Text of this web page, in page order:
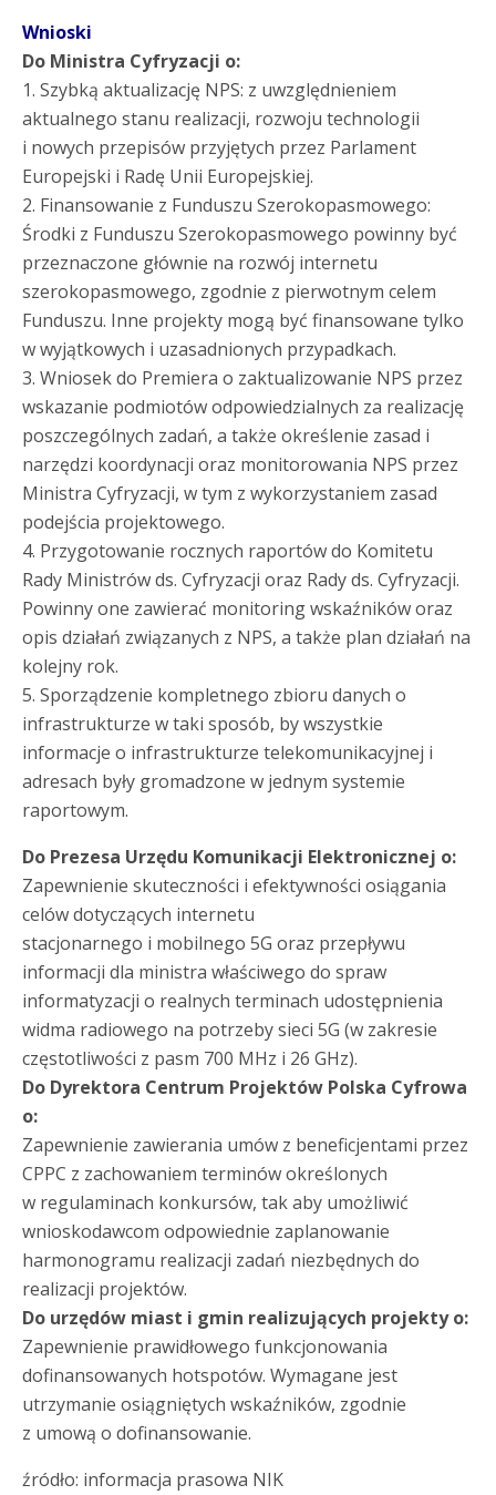
Wnioski
Do Ministra Cyfryzacji o:
1. Szybką aktualizację NPS: z uwzględnieniem
aktualnego stanu realizacji, rozwoju technologii
i nowych przepisów przyjętych przez Parlament
Europejski i Radę Unii Europejskiej.
2. Finansowanie z Funduszu Szerokopasmowego:
Środki z Funduszu Szerokopasmowego powinny być
przeznaczone głównie na rozwój internetu
szerokopasmowego, zgodnie z pierwotnym celem
Funduszu. Inne projekty mogą być finansowane tylko
w wyjątkowych i uzasadnionych przypadkach.
3. Wniosek do Premiera o zaktualizowanie NPS przez
wskazanie podmiotów odpowiedzialnych za realizację
poszczególnych zadań, a także określenie zasad i
narzędzi koordynacji oraz monitorowania NPS przez
Ministra Cyfryzacji, w tym z wykorzystaniem zasad
podejścia projektowego.
4. Przygotowanie rocznych raportów do Komitetu
Rady Ministrów ds. Cyfryzacji oraz Rady ds. Cyfryzacji.
Powinny one zawierać monitoring wskaźników oraz
opis działań związanych z NPS, a także plan działań na
kolejny rok.
5. Sporządzenie kompletnego zbioru danych o
infrastrukturze w taki sposób, by wszystkie
informacje o infrastrukturze telekomunikacyjnej i
adresach były gromadzone w jednym systemie
raportowym.
Do Prezesa Urzędu Komunikacji Elektronicznej o:
Zapewnienie skuteczności i efektywności osiągania
celów dotyczących internetu
stacjonarnego i mobilnego 5G oraz przepływu
informacji dla ministra właściwego do spraw
informatyzacji o realnych terminach udostępnienia
widma radiowego na potrzeby sieci 5G (w zakresie
częstotliwości z pasm 700 MHz i 26 GHz).
Do Dyrektora Centrum Projektów Polska Cyfrowa
o:
Zapewnienie zawierania umów z beneficjentami przez
CPPC z zachowaniem terminów określonych
w regulaminach konkursów, tak aby umożliwić
wnioskodawcom odpowiednie zaplanowanie
harmonogramu realizacji zadań niezbędnych do
realizacji projektów.
Do urzędów miast i gmin realizujących projekty o:
Zapewnienie prawidłowego funkcjonowania
dofinansowanych hotspotów. Wymagane jest
utrzymanie osiągniętych wskaźników, zgodnie
z umową o dofinansowanie.
źródło: informacja prasowa NIK